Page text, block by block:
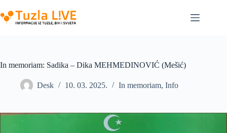
to
content
In memoriam: Sadika – Dika MEHMEDINOVIĆ (Mešić)
Desk 10. 03. 2025. In memoriam, Info